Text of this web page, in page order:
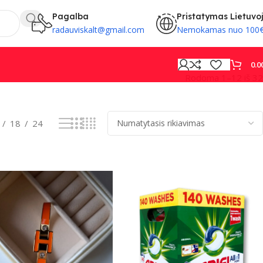
Pagalba
radauviskalt@gmail.com
Pristatymas
Nemokamas nuo
PROVISION
18 24